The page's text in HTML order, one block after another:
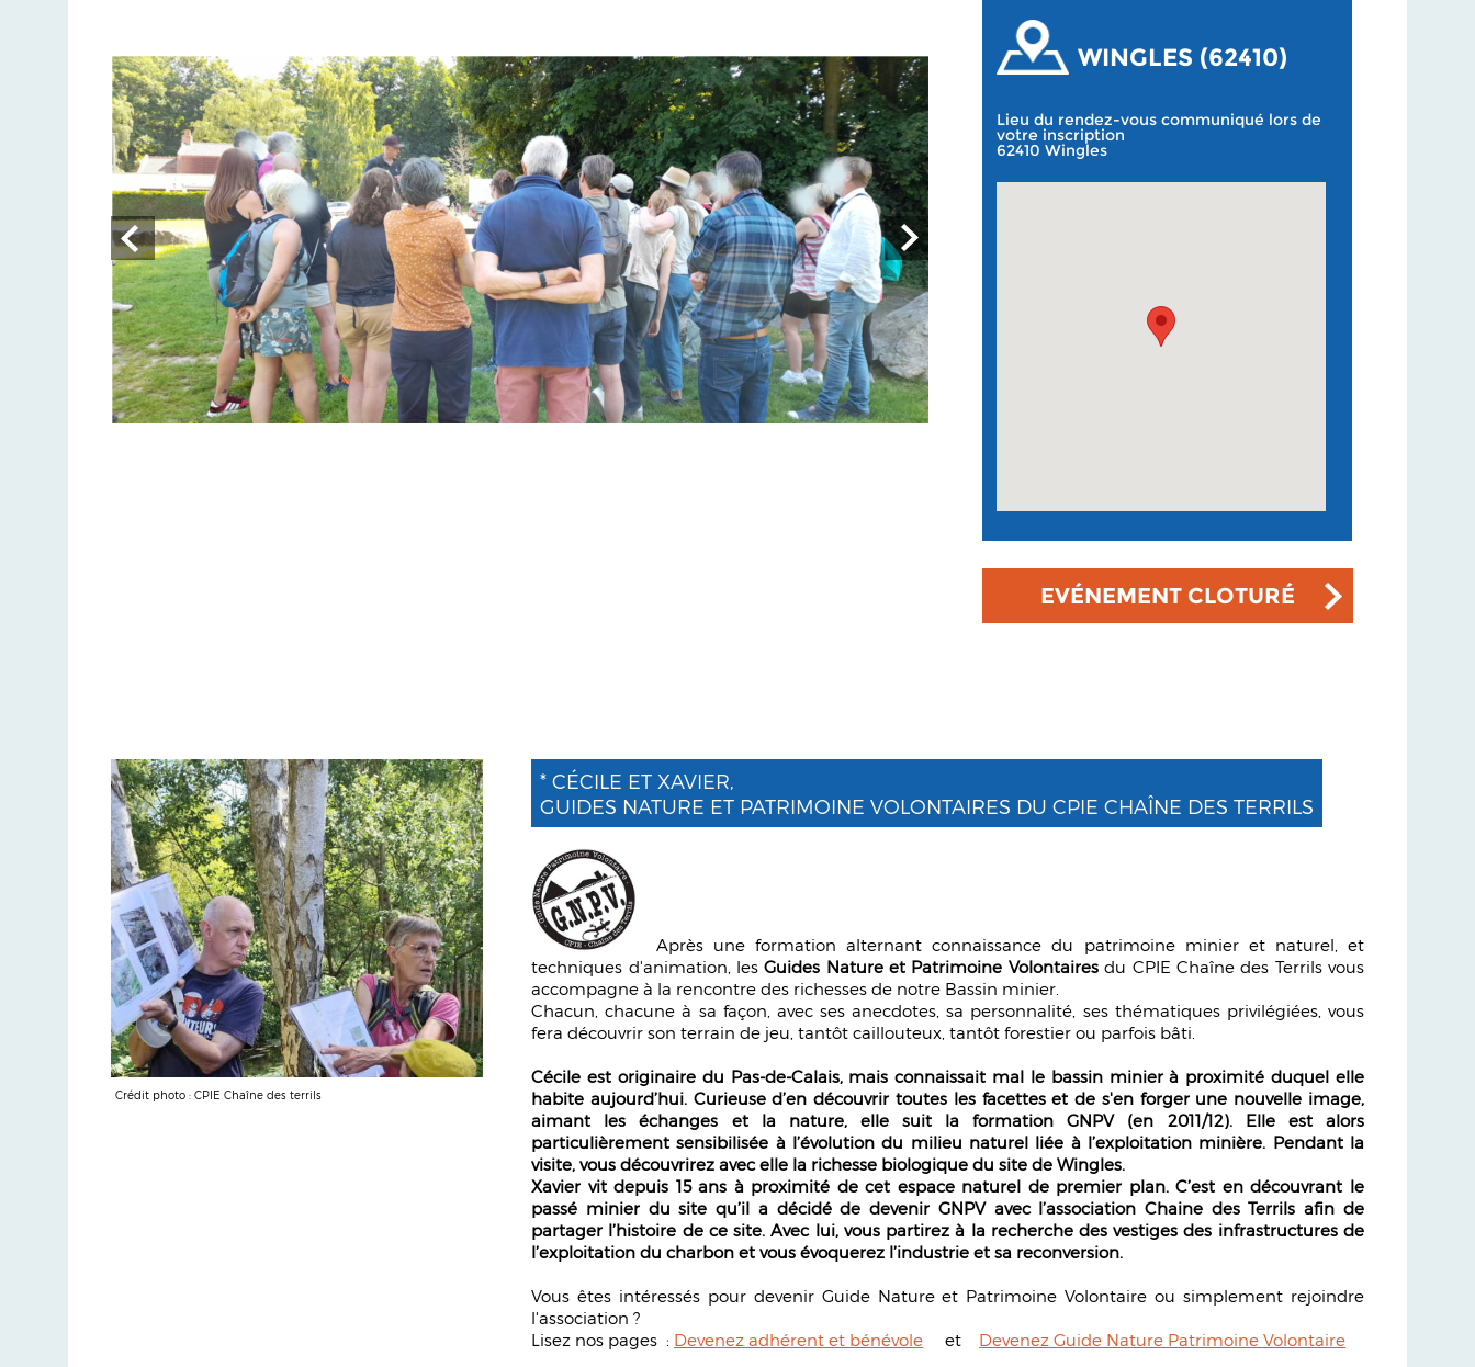
WINGLES (62410)
Lieu du rendez-vous communiqué lors de
votre inscription
62410 Wingles
EVÉNEMENT CLOTURÉ
Crédit photo : CPIE Chaîne des terrils
* CÉCILE ET XAVIER,
GUIDES NATURE ET PATRIMOINE VOLONTAIRES DU CPIE CHAÎNE DES TERRILS
Après une formation alternant connaissance du patrimoine minier et naturel, et
techniques d'animation, lesGuides Nature et Patrimoine Volontairesdu CPIE Chaîne des Terrils vous
accompagne à la rencontre des richesses de notre Bassin minier.
Chacun, chacune à sa façon, avec ses anecdotes, sa personnalité, ses thématiques privilégiées, vous
fera découvrir son terrain de jeu, tantôt caillouteux, tantôt forestier ou parfois bâti.
Cécile est originaire du Pas-de-Calais, mais connaissait mal le bassin minier à proximité duquel elle
habite aujourd’hui. Curieuse d’en découvrir toutes les facettes et de s'en forger une nouvelle image,
aimant les échanges et la nature, elle suit la formation GNPV (en 2011/12). Elle est alors
particulièrement sensibilisée à l’évolution du milieu naturel liée à l’exploitation minière. Pendant la
visite, vous découvrirez avec elle la richesse biologique du site de Wingles.
Xavier vit depuis 15 ans à proximité de cet espace naturel de premier plan. C’est en découvrant le
passé minier du site qu’il a décidé de devenir GNPV avec l’association Chaine des Terrils afin de
partager l’histoire de ce site. Avec lui, vous partirez à la recherche des vestiges des infrastructures de
l’exploitation du charbon et vous évoquerez l’industrie et sa reconversion.
Vous êtes intéressés pour devenir Guide Nature et Patrimoine Volontaire ou simplement rejoindre
l'association ?
Lisez nos pages : Devenez adhérent et bénévole et Devenez Guide Nature Patrimoine Volontaire